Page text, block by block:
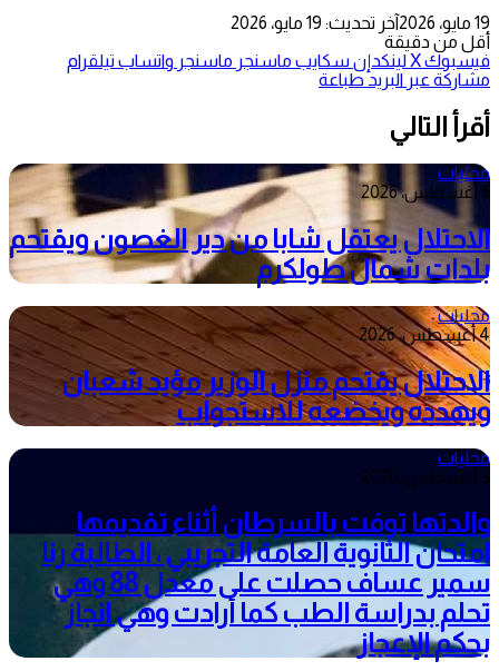
19 مايو، 2026
آخر تحديث: 19 مايو، 2026
أقل من دقيقة
فيسبوك‫Xلينكدإن سكايب ماسنجر ماسنجر واتساب تيلقرام
مشاركة عبر البريد طباعة
أقرأ التالي
محليات
6 أغسطس، 2026
الاحتلال يعتقل شابا من دير الغصون ويقتحم
بلدات شمال طولكرم
محليات
4 أغسطس، 2026
الاحتلال يقتحم منزل الوزير مؤيد شعبان
ويهدده ويخضعه للاستجواب
محليات
3 أغسطس، 2026
والدتها توفت بالسرطان أثناء تقديمها
امتحان الثانوية العامة التجريبي ، الطالبة رنا
سمير عساف حصلت على معدل 88 وهي
تحلم بدراسة الطب كما أرادت وهي انجاز
بحكم الإعجاز